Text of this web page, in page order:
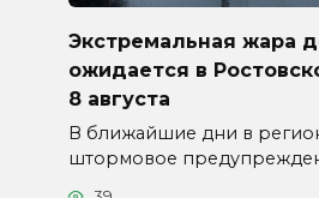
Экстремальная жара
ожидается в
8 августа
В ближайшие дни в
штормовое